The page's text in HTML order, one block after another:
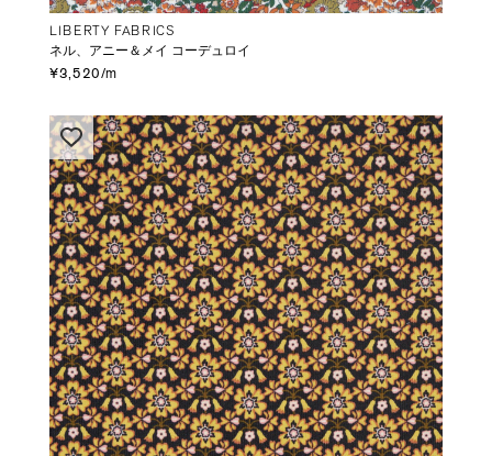
LIBERTY FABRICS
ネル、アニー＆メイ コーデュロイ
¥3,520/m